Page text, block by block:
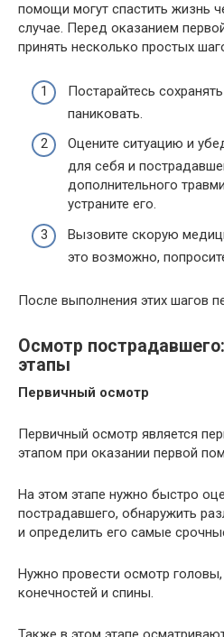
помощи могут спастить жизнь
случае. Перед оказанием
принять несколько простых
Постарайтесь
паниковать.
Оцените ситуацию и
для себя и
дополнительного
устраните его.
Вызовите скорую
это возможно,
После выполнения этих шагов
Осмотр
этапы
Первичный осмотр
Первичный осмотр является
этапом при оказании первой
На этом этапе нужно быстро
пострадавшего, обнаружить
и определить его самые
Нужно провести осмотр
конечностей и спины.